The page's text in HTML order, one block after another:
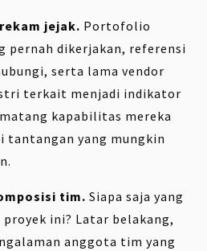
jejak. Portofolio
pernah dikerjakan, referensi
serta lama vendor
terkait menjadi indikator
kapabilitas mereka
tantangan yang mungkin
tim. Siapa saja yang
ini? Latar belakang,
anggota tim yang